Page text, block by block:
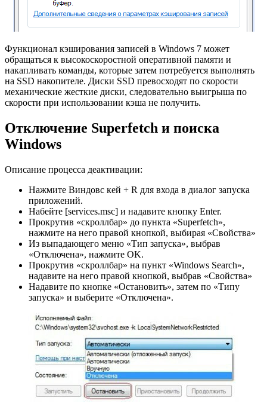
Функционал кэширования записей в Windows 7 может
обращаться к высокоскоростной оперативной памяти и
накапливать команды, которые затем потребуется выполнять
на SSD накопителе. Диски SSD превосходят по скорости
механические жесткие диски, следовательно выигрыша по
скорости при использовании кэша не получить.
Отключение Superfetch и поиска
Windows
Описание процесса деактивации:
Нажмите Виндовс кей + R для входа в диалог запуска
приложений.
Набейте [services.msc] и надавите кнопку Enter.
Прокрутив «скроллбар» до пункта «Superfetch»,
нажмите на него правой кнопкой, выбирая «Свойства»
Из выпадающего меню «Тип запуска», выбрав
«Отключена», нажмите OK.
Прокрутив «скроллбар» на пункт «Windows Search»,
надавите на него правой кнопкой, выбрав «Свойства»
Надавите по кнопке «Остановить», затем по «Типу
запуска» и выберите «Отключена».